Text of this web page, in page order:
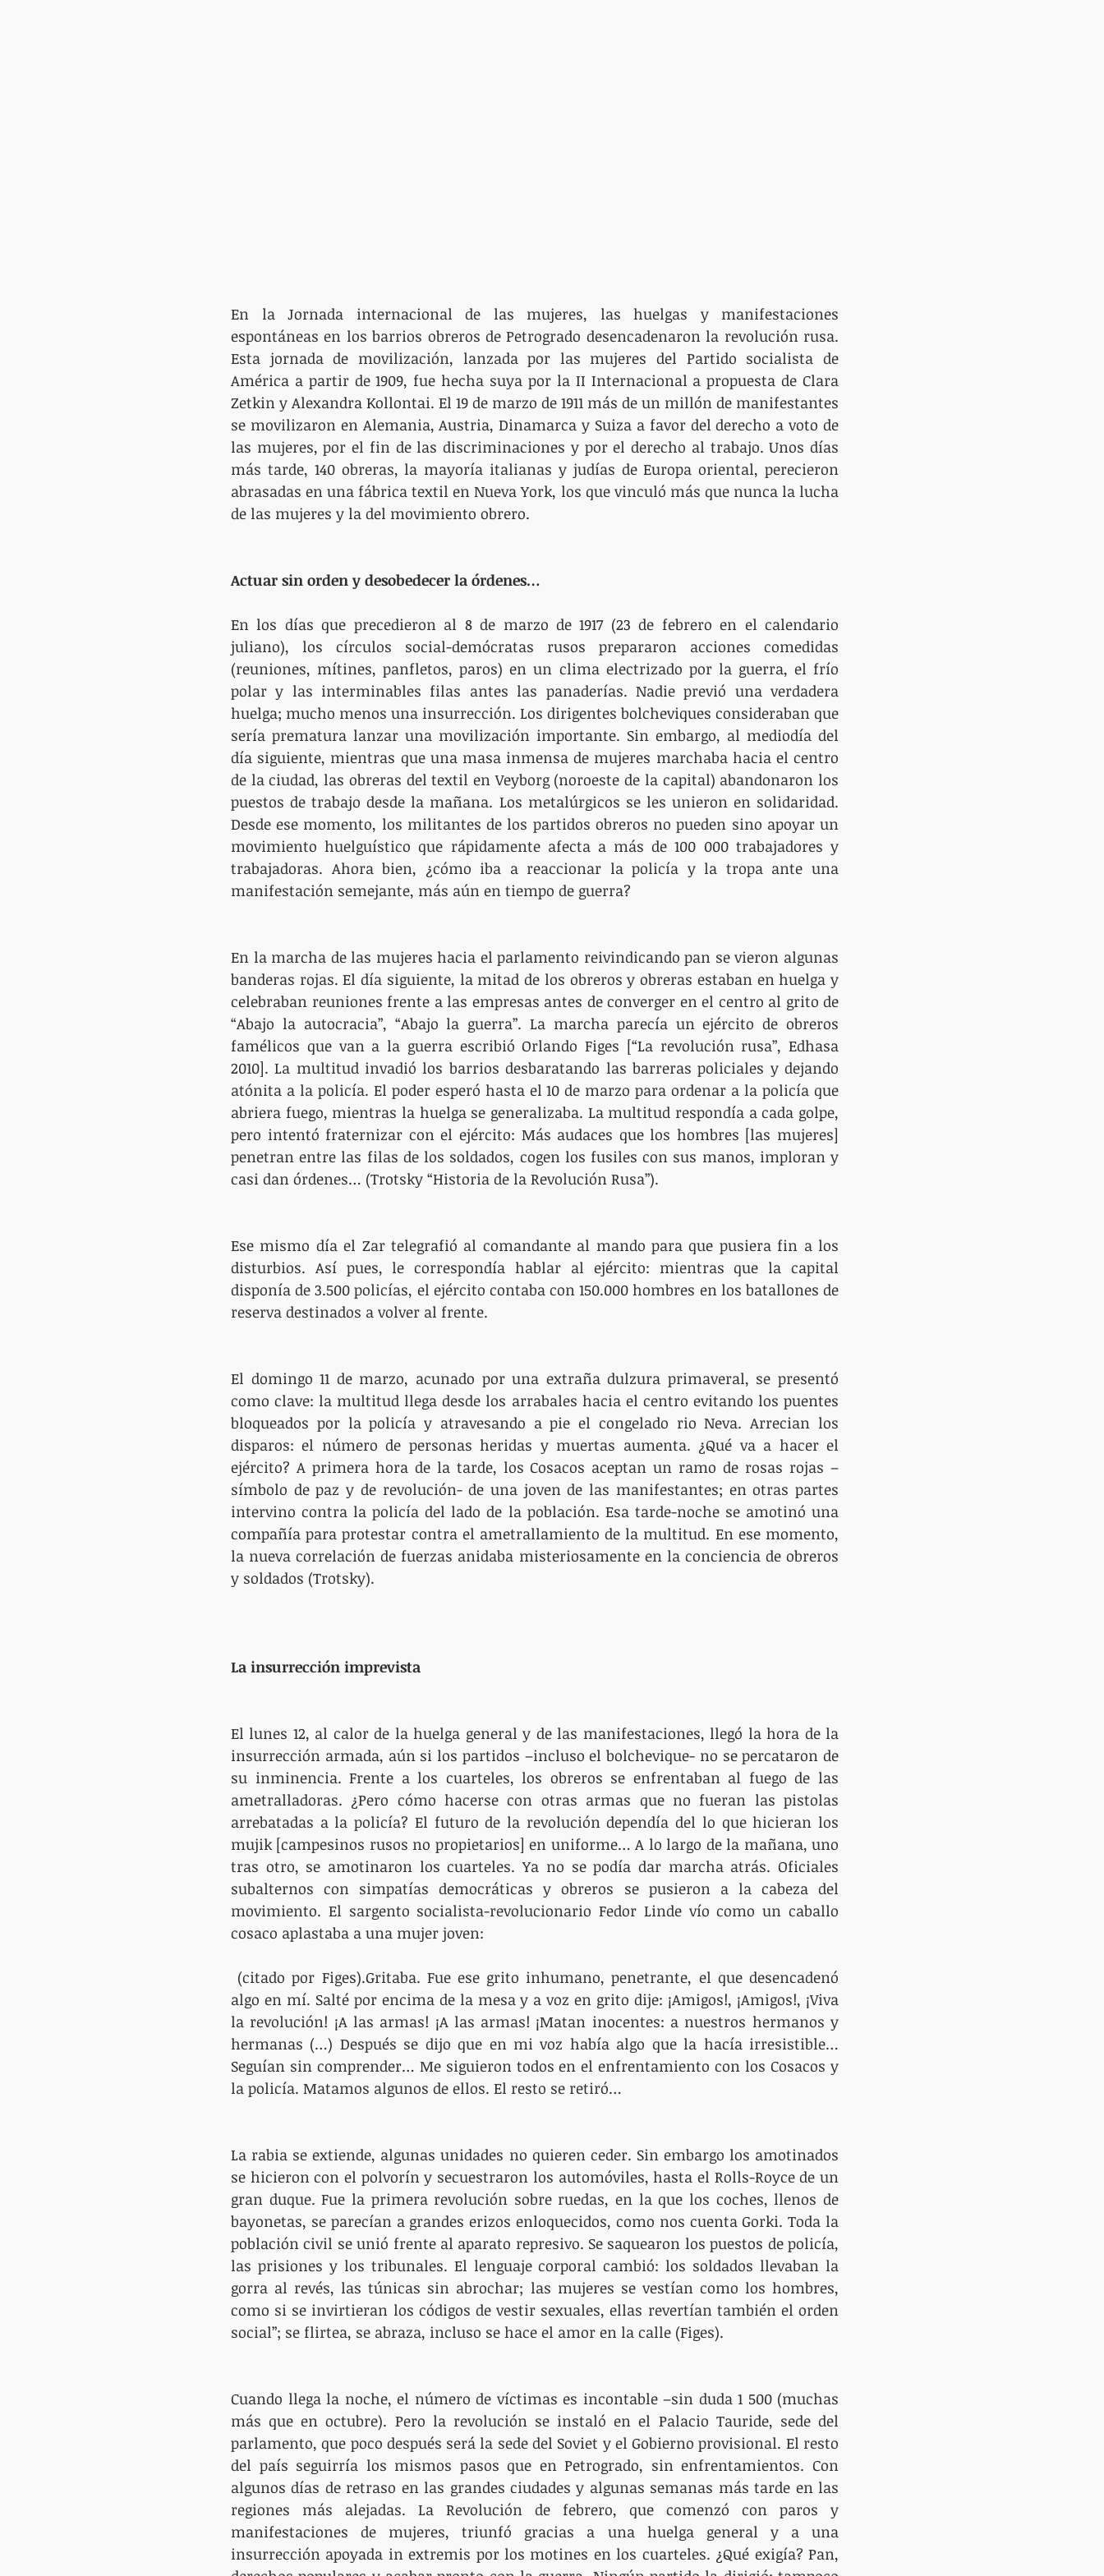
En la Jornada internacional de las mujeres, las huelgas y manifestaciones
espontáneas en los barrios obreros de Petrogrado desencadenaron la revolución rusa.
Esta jornada de movilización, lanzada por las mujeres del Partido socialista de
América a partir de 1909, fue hecha suya por la II Internacional a propuesta de Clara
Zetkin y Alexandra Kollontai. El 19 de marzo de 1911 más de un millón de manifestantes
se movilizaron en Alemania, Austria, Dinamarca y Suiza a favor del derecho a voto de
las mujeres, por el fin de las discriminaciones y por el derecho al trabajo. Unos días
más tarde, 140 obreras, la mayoría italianas y judías de Europa oriental, perecieron
abrasadas en una fábrica textil en Nueva York, los que vinculó más que nunca la lucha
de las mujeres y la del movimiento obrero.
Actuar sin orden y desobedecer la órdenes…
En los días que precedieron al 8 de marzo de 1917 (23 de febrero en el calendario
juliano), los círculos social-demócratas rusos prepararon acciones comedidas
(reuniones, mítines, panfletos, paros) en un clima electrizado por la guerra, el frío
polar y las interminables filas antes las panaderías. Nadie previó una verdadera
huelga; mucho menos una insurrección. Los dirigentes bolcheviques consideraban que
sería prematura lanzar una movilización importante. Sin embargo, al mediodía del
día siguiente, mientras que una masa inmensa de mujeres marchaba hacia el centro
de la ciudad, las obreras del textil en Veyborg (noroeste de la capital) abandonaron los
puestos de trabajo desde la mañana. Los metalúrgicos se les unieron en solidaridad.
Desde ese momento, los militantes de los partidos obreros no pueden sino apoyar un
movimiento huelguístico que rápidamente afecta a más de 100 000 trabajadores y
trabajadoras. Ahora bien, ¿cómo iba a reaccionar la policía y la tropa ante una
manifestación semejante, más aún en tiempo de guerra?
En la marcha de las mujeres hacia el parlamento reivindicando pan se vieron algunas
banderas rojas. El día siguiente, la mitad de los obreros y obreras estaban en huelga y
celebraban reuniones frente a las empresas antes de converger en el centro al grito de
“Abajo la autocracia”, “Abajo la guerra”. La marcha parecía un ejército de obreros
famélicos que van a la guerra escribió Orlando Figes [“La revolución rusa”, Edhasa
2010]. La multitud invadió los barrios desbaratando las barreras policiales y dejando
atónita a la policía. El poder esperó hasta el 10 de marzo para ordenar a la policía que
abriera fuego, mientras la huelga se generalizaba. La multitud respondía a cada golpe,
pero intentó fraternizar con el ejército: Más audaces que los hombres [las mujeres]
penetran entre las filas de los soldados, cogen los fusiles con sus manos, imploran y
casi dan órdenes… (Trotsky “Historia de la Revolución Rusa”).
Ese mismo día el Zar telegrafió al comandante al mando para que pusiera fin a los
disturbios. Así pues, le correspondía hablar al ejército: mientras que la capital
disponía de 3.500 policías, el ejército contaba con 150.000 hombres en los batallones de
reserva destinados a volver al frente.
El domingo 11 de marzo, acunado por una extraña dulzura primaveral, se presentó
como clave: la multitud llega desde los arrabales hacia el centro evitando los puentes
bloqueados por la policía y atravesando a pie el congelado rio Neva. Arrecian los
disparos: el número de personas heridas y muertas aumenta. ¿Qué va a hacer el
ejército? A primera hora de la tarde, los Cosacos aceptan un ramo de rosas rojas –
símbolo de paz y de revolución- de una joven de las manifestantes; en otras partes
intervino contra la policía del lado de la población. Esa tarde-noche se amotinó una
compañía para protestar contra el ametrallamiento de la multitud. En ese momento,
la nueva correlación de fuerzas anidaba misteriosamente en la conciencia de obreros
y soldados (Trotsky).
La insurrección imprevista
El lunes 12, al calor de la huelga general y de las manifestaciones, llegó la hora de la
insurrección armada, aún si los partidos –incluso el bolchevique- no se percataron de
su inminencia. Frente a los cuarteles, los obreros se enfrentaban al fuego de las
ametralladoras. ¿Pero cómo hacerse con otras armas que no fueran las pistolas
arrebatadas a la policía? El futuro de la revolución dependía del lo que hicieran los
mujik [campesinos rusos no propietarios] en uniforme… A lo largo de la mañana, uno
tras otro, se amotinaron los cuarteles. Ya no se podía dar marcha atrás. Oficiales
subalternos con simpatías democráticas y obreros se pusieron a la cabeza del
movimiento. El sargento socialista-revolucionario Fedor Linde vío como un caballo
cosaco aplastaba a una mujer joven:
algo en mí. Salté por encima de la mesa y a voz en grito dije: ¡Amigos!, ¡Amigos!, ¡Viva
la revolución! ¡A las armas! ¡A las armas! ¡Matan inocentes: a nuestros hermanos y
hermanas (…) Después se dijo que en mi voz había algo que la hacía irresistible…
Seguían sin comprender… Me siguieron todos en el enfrentamiento con los Cosacos y
la policía. Matamos algunos de ellos. El resto se retiró…
La rabia se extiende, algunas unidades no quieren ceder. Sin embargo los amotinados
se hicieron con el polvorín y secuestraron los automóviles, hasta el Rolls-Royce de un
gran duque. Fue la primera revolución sobre ruedas, en la que los coches, llenos de
bayonetas, se parecían a grandes erizos enloquecidos, como nos cuenta Gorki. Toda la
población civil se unió frente al aparato represivo. Se saquearon los puestos de policía,
las prisiones y los tribunales. El lenguaje corporal cambió: los soldados llevaban la
gorra al revés, las túnicas sin abrochar; las mujeres se vestían como los hombres,
como si se invirtieran los códigos de vestir sexuales, ellas revertían también el orden
social”; se flirtea, se abraza, incluso se hace el amor en la calle (Figes).
Cuando llega la noche, el número de víctimas es incontable –sin duda 1 500 (muchas
más que en octubre). Pero la revolución se instaló en el Palacio Tauride, sede del
parlamento, que poco después será la sede del Soviet y el Gobierno provisional. El resto
del país seguirría los mismos pasos que en Petrogrado, sin enfrentamientos. Con
algunos días de retraso en las grandes ciudades y algunas semanas más tarde en las
regiones más alejadas. La Revolución de febrero, que comenzó con paros y
manifestaciones de mujeres, triunfó gracias a una huelga general y a una
insurrección apoyada in extremis por los motines en los cuarteles. ¿Qué exigía? Pan,